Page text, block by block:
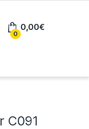
0
0,00€
C091